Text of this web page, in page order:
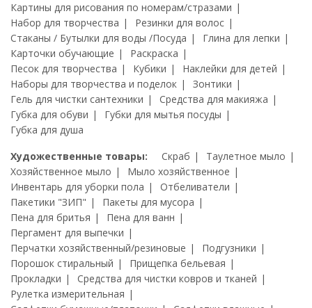
Картины для рисования по номерам/стразами
Набор для творчества
Резинки для волос
Стаканы / Бутылки для воды /Посуда
Глина для лепки
Карточки обучающие
Раскраска
Песок для творчества
Кубики
Наклейки для детей
Наборы для творчества и поделок
Зонтики
Гель для чистки сантехники
Средства для макияжа
Губка для обуви
Губки для мытья посуды
Губка для душа
Художественные товары:
Скраб
Таулетное мыло
Хозяйственное мыло
Мыло хозяйственное
Инвентарь для уборки пола
Отбеливатели
Пакетики "ЗИП"
Пакеты для мусора
Пена для бритья
Пена для ванн
Пергамент для выпечки
Перчатки хозяйственный/резиновые
Подгузники
Порошок стиральный
Прищепка бельевая
Прокладки
Средства для чистки ковров и тканей
Рулетка измерительная